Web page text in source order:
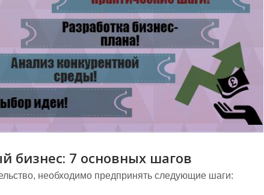
бизнес: 7 основных шагов
необходимо предпринять следующие шаги: